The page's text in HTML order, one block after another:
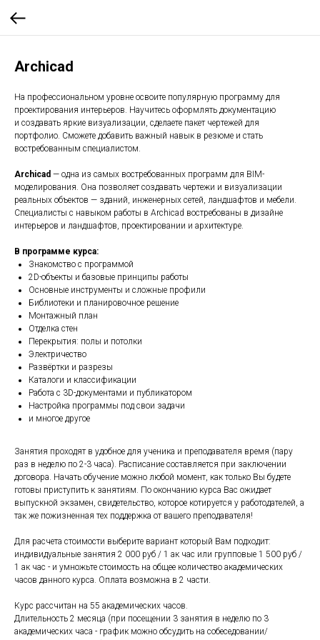
Archicad
На профессиональном уровне освоите популярную программу для
проектирования интерьеров. Научитесь оформлять документацию
и создавать яркие визуализации, сделаете пакет чертежей для
портфолио. Сможете добавить важный навык в резюме и стать
востребованным специалистом.
Archicad — одна из самых востребованных программ для BIM-
моделирования. Она позволяет создавать чертежи и визуализации
реальных объектов — зданий, инженерных сетей, ландшафтов и мебели.
Специалисты с навыком работы в Archicad востребованы в дизайне
интерьеров и ландшафтов, проектировании и архитектуре.
В программе курса:
Знакомство с программой
2D-объекты и базовые принципы работы
Основные инструменты и сложные профили
Библиотеки и планировочное решение
Монтажный план
Отделка стен
Перекрытия: полы и потолки
Электричество
Развёртки и разрезы
Каталоги и классификации
Работа с 3D-документами и публикатором
Настройка программы под свои задачи
и многое другое
Занятия проходят в удобное для ученика и преподавателя время (пару
раз в неделю по 2-3 часа). Расписание составляется при заключении
договора. Начать обучение можно любой момент, как только Вы будете
готовы приступить к занятиям. По окончанию курса Вас ожидает
выпускной экзамен, свидетельство, которое котируется у работодателей, а
так же пожизненная тех поддержка от вашего преподавателя!
Для расчета стоимости выберите вариант который Вам подходит:
индивидуальные занятия 2 000 руб / 1 ак час или групповые 1 500 руб /
1 ак час - и умножьте стоимость на общее количество академических
часов данного курса. Оплата возможна в 2 части.
Курс рассчитан на 55 академических часов.
Длительность 2 месяца (при посещении 3 занятия в неделю по 3
академических часа - график можно обсудить на собеседовании/